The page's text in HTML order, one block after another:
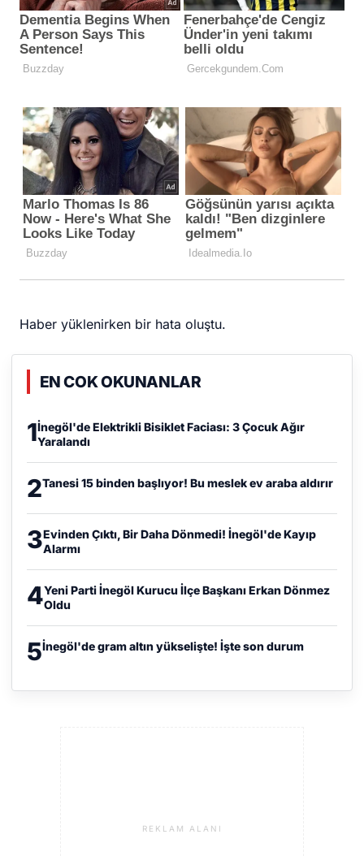
Haber yüklenirken bir hata oluştu.
EN COK OKUNANLAR
1İnegöl'de Elektrikli Bisiklet Faciası: 3 Çocuk Ağır
Yaralandı
2Tanesi 15 binden başlıyor! Bu meslek ev araba aldırır
3Evinden Çıktı, Bir Daha Dönmedi! İnegöl'de Kayıp
Alarmı
4Yeni Parti İnegöl Kurucu İlçe Başkanı Erkan Dönmez
Oldu
5İnegöl'de gram altın yükselişte! İşte son durum
REKLAM ALANI